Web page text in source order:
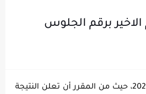
ينشر "اليوم الاخير" خلال الأيام المقبلة نتيجة الثانوية العامة 2022، حيث من المقرر أن تعلن النتيجة